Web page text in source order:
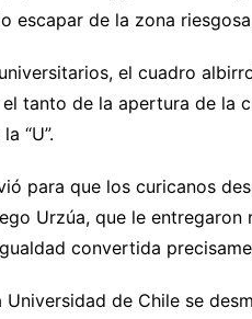
escapar de la zona
el cuadro
tanto de la apertura de la
“U”.
para que los curicanos
Urzúa, que le
convertida
Universidad de Chile se